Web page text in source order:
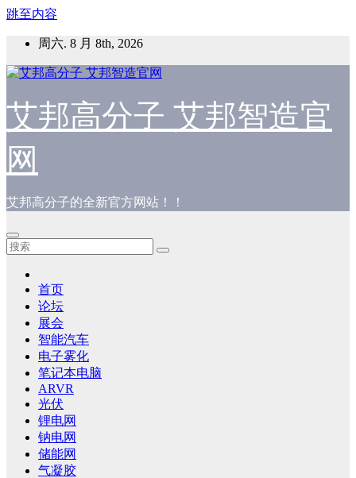
跳至内容
周六. 8 月 8th, 2026
艾邦高分子 艾邦智造官
网
艾邦高分子的全新官方网站！！
首页
论坛
展会
智能汽车
电子雾化
笔记本电脑
ARVR
光伏
锂电网
钠电网
储能网
气凝胶